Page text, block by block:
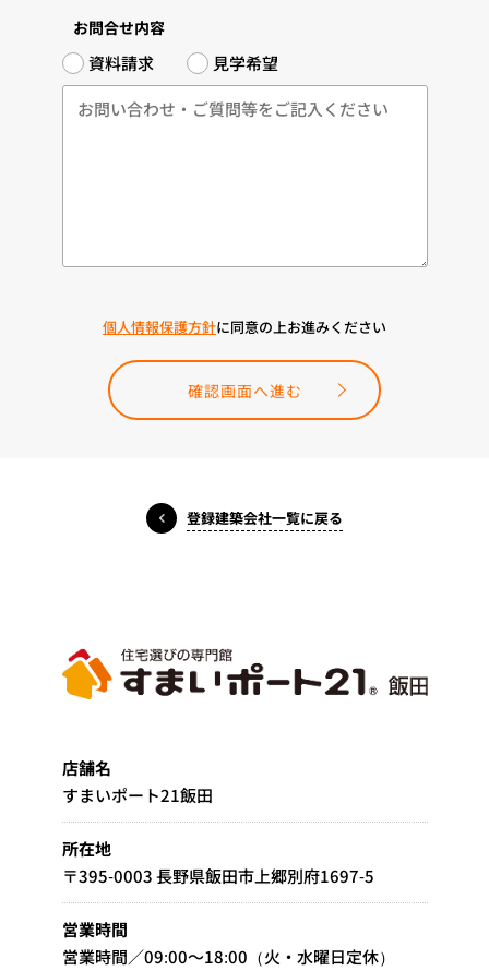
お問合せ内容
資料請求 見学希望
個人情報保護方針に同意の上お進みください
確認画面へ進む
登録建築会社一覧に戻る
店舗名
すまいポート21飯田
所在地
〒395-0003 長野県飯田市上郷別府1697-5
営業時間
営業時間／09:00～18:00（火・水曜日定休）